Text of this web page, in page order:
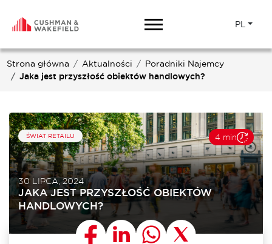
PL
Strona główna Aktualności
Poradniki Najemcy
Jaka jest przyszłość obiektów handlowych?
4 min
ŚWIAT RETAILU
30 LIPCA, 2024
JAKA JEST PRZYSZŁOŚĆ OBIEKTÓW
HANDLOWYCH?